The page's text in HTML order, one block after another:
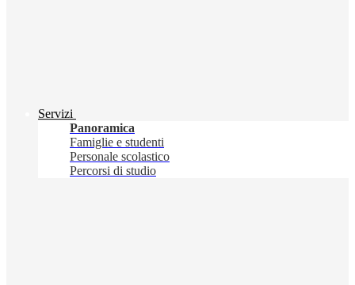
Servizi
Panoramica
Famiglie e studenti
Personale scolastico
Percorsi di studio